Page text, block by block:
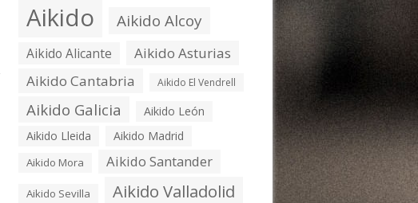
Aikido Aikido Alcoy
Aikido Alicante
Aikido Asturias
Aikido Cantabria
Aikido El Vendrell
Aikido Galicia
Aikido León
Aikido Lleida
Aikido Madrid
Aikido Mora Aikido Santander
Aikido Sevilla Aikido Valladolid